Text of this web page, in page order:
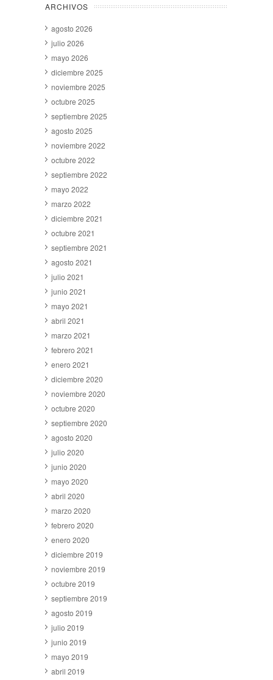
ARCHIVOS
agosto 2026
julio 2026
mayo 2026
diciembre 2025
noviembre 2025
octubre 2025
septiembre 2025
agosto 2025
noviembre 2022
octubre 2022
septiembre 2022
mayo 2022
marzo 2022
diciembre 2021
octubre 2021
septiembre 2021
agosto 2021
julio 2021
junio 2021
mayo 2021
abril 2021
marzo 2021
febrero 2021
enero 2021
diciembre 2020
noviembre 2020
octubre 2020
septiembre 2020
agosto 2020
julio 2020
junio 2020
mayo 2020
abril 2020
marzo 2020
febrero 2020
enero 2020
diciembre 2019
noviembre 2019
octubre 2019
septiembre 2019
agosto 2019
julio 2019
junio 2019
mayo 2019
abril 2019